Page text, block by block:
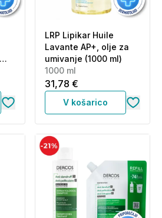
LRP Lipikar Huile
Lavante AP+, olje za
umivanje (1000 ml)
1000 ml
31,78 €
V košarico